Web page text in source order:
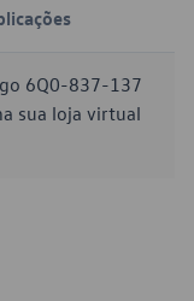
6Q0-837-137
sua loja virtual